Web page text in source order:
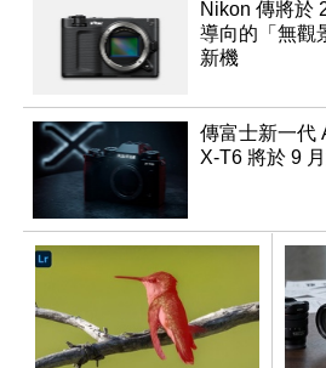
Nikon 傳將於
導向的「無觀
新機
傳富士新一代
X-T6 將於 9